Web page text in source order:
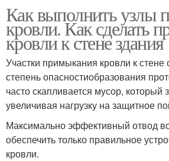
Как выполнить узлы
кровли. Как сделать
кровли к стене здания
Участки примыкания кровли к
степень опасностиобразования
часто скапливается мусор, который
увеличивая нагрузку на защитное
Максимально эффективный отвод
обеспечить только правильное
кровли.